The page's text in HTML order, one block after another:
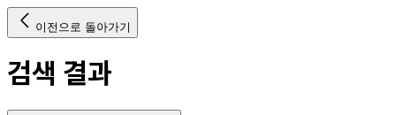
이전으로 돌아가기
검색 결과